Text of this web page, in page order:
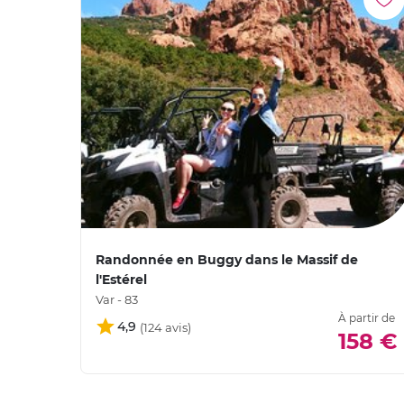
Randonnée en Buggy dans le Massif de
l'Estérel
Var - 83
4,9
À partir de
158 €